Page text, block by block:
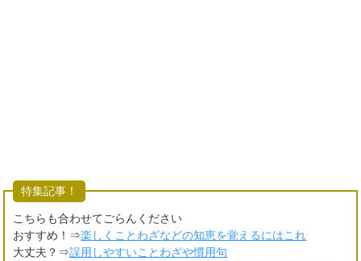
特集記事！
こちらも合わせてごらんください
おすすめ！⇒楽しくことわざなどの知恵を覚えるにはこれ
大丈夫？⇒誤用しやすいことわざや慣用句